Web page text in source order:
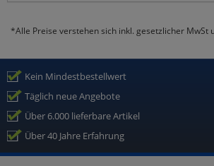
*Alle Preise verstehen sich inkl. gesetzlicher MwSt
Kein Mindestbestellwert
Täglich neue Angebote
Über 6.000 lieferbare Artikel
Über 40 Jahre Erfahrung